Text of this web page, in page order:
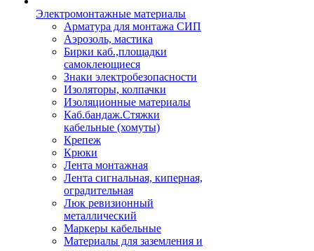
Электромонтажные материалы
Арматура для монтажа СИП
Аэрозоль, мастика
Бирки каб.,площадки
самоклеющиеся
Знаки электробезопасности
Изоляторы, колпачки
Изоляционные материалы
Каб.бандаж.Стяжки
кабельные (хомуты)
Крепеж
Крюки
Лента монтажная
Лента сигнальная, киперная,
оградительная
Люк ревизионный
металлический
Маркеры кабельные
Материалы для заземления и